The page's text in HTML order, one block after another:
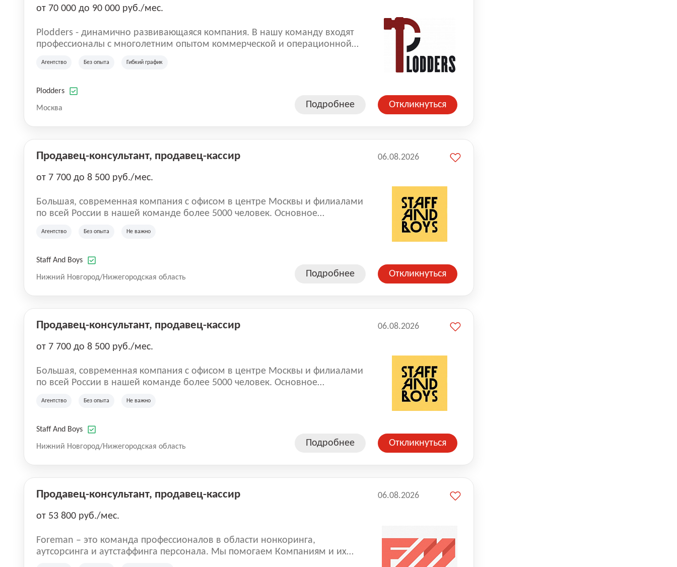
от 70 000 до 90 000 руб./мес.
Plodders - динамично развивающаяся компания. В нашу команду входят
профессионалы с многолетним опытом коммерческой и операционной
быть уверенными в надлежащем качестве оказываемых услуг.
Агентство Без опыта Гибкий график
Plodders
Москва Подробнее Откликнуться
Продавец-консультант, продавец-кассир
от 7 700 до 8 500 руб./мес.
Большая, современная компания с офисом в центре Москвы и филиалами
по всей России в нашей команде более 5000 человек. Основное
Агентство Без опыта Не важно
Staff And Boys
Нижний Новгород/Нижегородская область Подробнее
06.08.2026
Откликнуться
Продавец-консультант, продавец-кассир
от 7 700 до 8 500 руб./мес.
Большая, современная компания с офисом в центре Москвы и филиалами
по всей России в нашей команде более 5000 человек. Основное
Агентство Без опыта Не важно
Staff And Boys
Нижний Новгород/Нижегородская область Подробнее
06.08.2026
Откликнуться
Продавец-консультант, продавец-кассир
от 53 800 руб./мес.
Foreman – это команда профессионалов в области нонкоринга,
аутсорсинга и аутстаффинга персонала. Мы помогаем Компаниям и их
06.08.2026